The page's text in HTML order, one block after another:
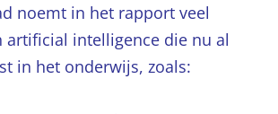
noemt in het rapport veel
artificial intelligence die nu al
in het onderwijs, zoals: